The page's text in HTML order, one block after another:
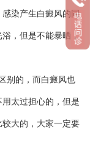
染产生白癜风的同
，但是不能暴晒，
别的，而白癜风也
太过担心的，但是
大的，大家一定要